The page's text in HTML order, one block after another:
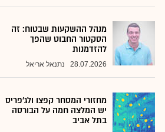
מנהל ההשקעות שבטוח: זה
הסקטור החבוט שהפך
להזדמנות
28.07.2026 נתנאל אריאל
מחזורי המסחר קפצו ולג'פריס
יש המלצה חמה על הבורסה
בתל אביב